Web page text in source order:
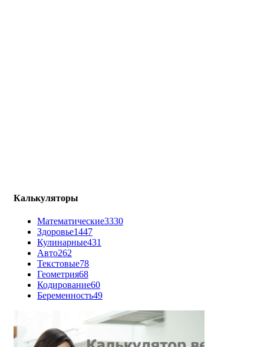
Калькуляторы
Математические3330
Здоровье1447
Кулинарные431
Авто262
Текстовые78
Геометрия68
Кодирование60
Беременность49